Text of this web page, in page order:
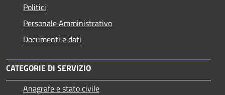
Politici
Personale Amministrativo
Documenti e dati
CATEGORIE DI SERVIZIO
Anagrafe e stato civile